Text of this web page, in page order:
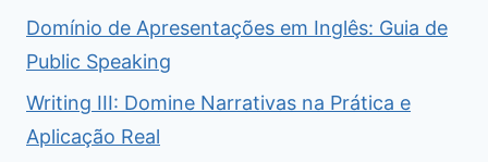
Domínio de Apresentações em Inglês: Guia de
Public Speaking
Writing III: Domine Narrativas na Prática e
Aplicação Real